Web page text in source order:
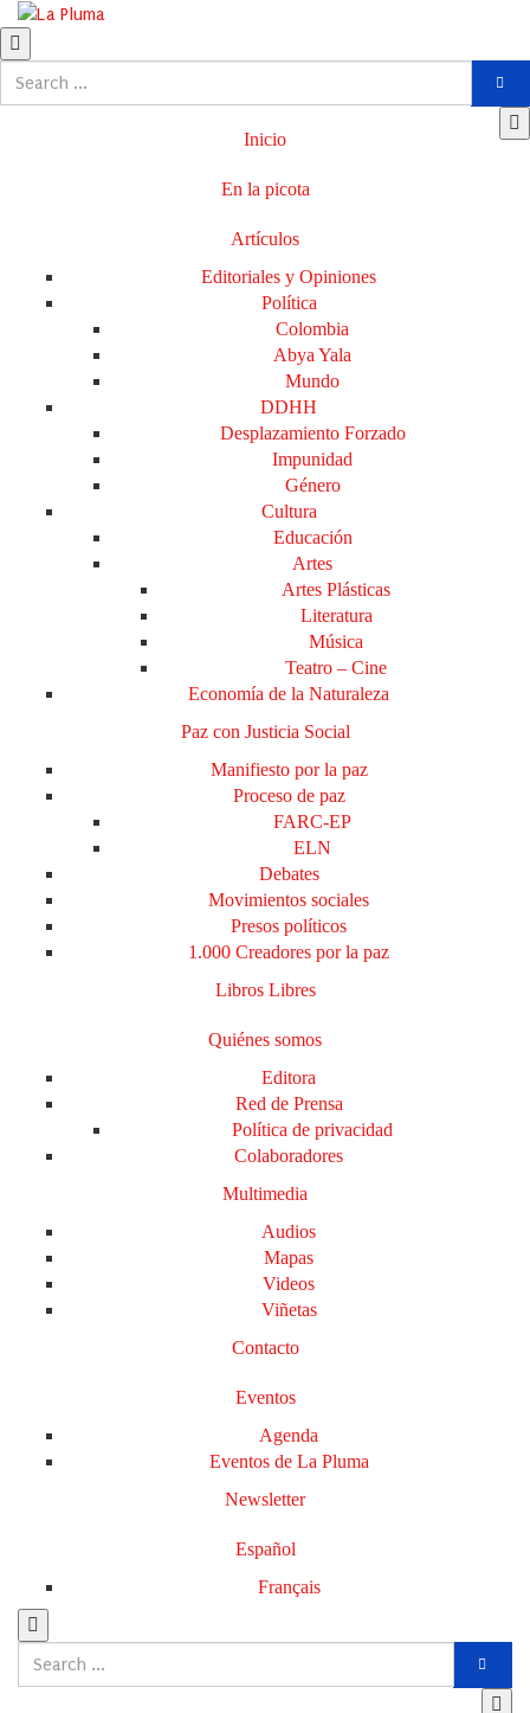
Inicio
En la picota
Artículos
Editoriales y Opiniones
Política
Colombia
Abya Yala
Mundo
DDHH
Desplazamiento Forzado
Impunidad
Género
Cultura
Educación
Artes
Artes Plásticas
Literatura
Música
Teatro – Cine
Economía de la Naturaleza
Paz con Justicia Social
Manifiesto por la paz
Proceso de paz
FARC-EP
ELN
Debates
Movimientos sociales
Presos políticos
1.000 Creadores por la paz
Libros Libres
Quiénes somos
Editora
Red de Prensa
Política de privacidad
Colaboradores
Multimedia
Audios
Mapas
Videos
Viñetas
Contacto
Eventos
Agenda
Eventos de La Pluma
Newsletter
Español
Français